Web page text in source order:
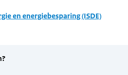
en energiebesparing (ISDE)